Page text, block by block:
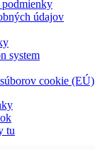
podmienky
údajov
system
cookie (EÚ)
tu